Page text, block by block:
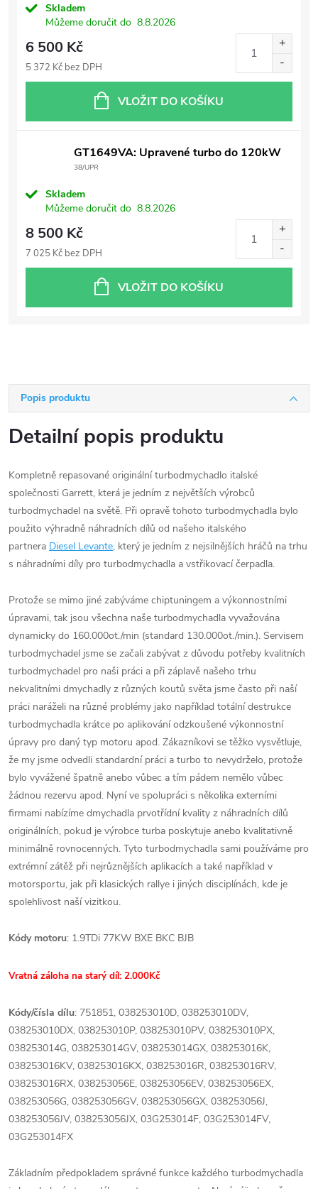
Skladem
Můžeme doručit do 8.8.2026
6 500 Kč
5 372 Kč bez DPH
VLOŽIT DO KOŠÍKU
GT1649VA: Upravené turbo do 120kW
38/UPR
Skladem
Můžeme doručit do 8.8.2026
8 500 Kč
7 025 Kč bez DPH
VLOŽIT DO KOŠÍKU
Popis produktu
Detailní popis produktu
Kompletně repasované originální turbodmychadlo italské
společnosti Garrett, která je jedním z největších výrobců
turbodmychadel na světě. Při opravě tohoto turbodmychadla bylo
použito výhradně náhradních dílů od našeho italského
partnera Diesel Levante, který je jedním z nejsilnějších hráčů na trhu
s náhradními díly pro turbodmychadla a vstřikovací čerpadla.
Protože se mimo jiné zabýváme chiptuningem a výkonnostními
úpravami, tak jsou všechna naše turbodmychadla vyvažována
dynamicky do 160.000ot./min (standard 130.000ot./min.). Servisem
turbodmychadel jsme se začali zabývat z důvodu potřeby kvalitních
turbodmychadel pro naši práci a při záplavě našeho trhu
nekvalitními dmychadly z různých koutů světa jsme často při naší
práci naráželi na různé problémy jako například totální destrukce
turbodmychadla krátce po aplikování odzkoušené výkonnostní
úpravy pro daný typ motoru apod. Zákazníkovi se těžko vysvětluje,
že my jsme odvedli standardní práci a turbo to nevydrželo, protože
bylo vyvážené špatně anebo vůbec a tím pádem nemělo vůbec
žádnou rezervu apod. Nyní ve spolupráci s několika externími
firmami nabízíme dmychadla prvotřídní kvality z náhradních dílů
originálních, pokud je výrobce turba poskytuje anebo kvalitativně
minimálně rovnocenných. Tyto turbodmychadla sami používáme pro
extrémní zátěž při nejrůznějších aplikacích a také například v
motorsportu, jak při klasických rallye i jiných disciplínách, kde je
spolehlivost naší vizitkou.
Kódy motoru: 1.9TDi 77KW BXE BKC BJB
Vratná záloha na starý díl: 2.000Kč
Kódy/čísla dílu: 751851, 038253010D, 038253010DV,
038253010DX, 038253010P, 038253010PV, 038253010PX,
038253014G, 038253014GV, 038253014GX, 038253016K,
038253016KV, 038253016KX, 038253016R, 038253016RV,
038253016RX, 038253056E, 038253056EV, 038253056EX,
038253056G, 038253056GV, 038253056GX, 038253056J,
038253056JV, 038253056JX, 03G253014F, 03G253014FV,
03G253014FX
Základním předpokladem správné funkce každého turbodmychadla